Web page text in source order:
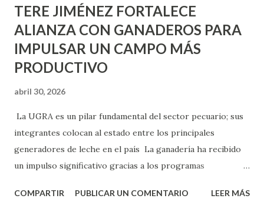
TERE JIMÉNEZ FORTALECE
ALIANZA CON GANADEROS PARA
IMPULSAR UN CAMPO MÁS
PRODUCTIVO
abril 30, 2026
La UGRA es un pilar fundamental del sector pecuario; sus
integrantes colocan al estado entre los principales
generadores de leche en el país La ganadería ha recibido
un impulso significativo gracias a los programas
muestra de su respaldo firme y decidido al campo, la
COMPARTIR PUBLICAR UN COMENTARIO LEER MÁS